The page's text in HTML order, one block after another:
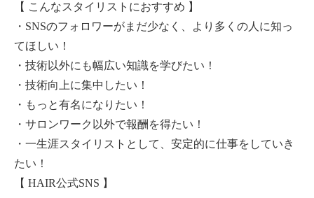
【 こんなスタイリストにおすすめ 】
・SNSのフォロワーがまだ少なく、より多くの人に知っ
てほしい！
・技術以外にも幅広い知識を学びたい！
・技術向上に集中したい！
・もっと有名になりたい！
・サロンワーク以外で報酬を得たい！
・一生涯スタイリストとして、安定的に仕事をしていき
たい！
【 HAIR公式SNS 】